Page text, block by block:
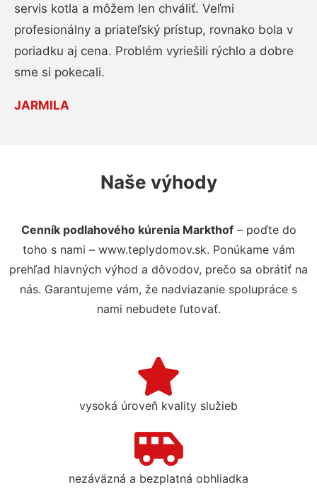
servis kotla a môžem len chváliť. Veľmi
profesionálny a priateľský prístup, rovnako bola v
poriadku aj cena. Problém vyriešili rýchlo a dobre
sme si pokecali.
JARMILA
Naše výhody
Cenník podlahového kúrenia Markthof– poďte do
toho s nami – www.teplydomov.sk. Ponúkame vám
prehľad hlavných výhod a dôvodov, prečo sa obrátiť na
nás. Garantujeme vám, že nadviazanie spolupráce s
nami nebudete ľutovať.
vysoká úroveň kvality služieb
nezáväzná a bezplatná obhliadka